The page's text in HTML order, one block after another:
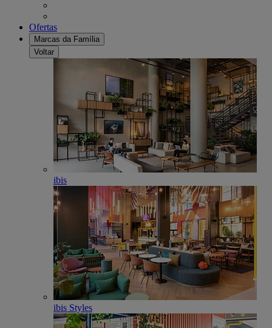
Ofertas
Marcas da Família
Voltar
ibis
ibis Styles